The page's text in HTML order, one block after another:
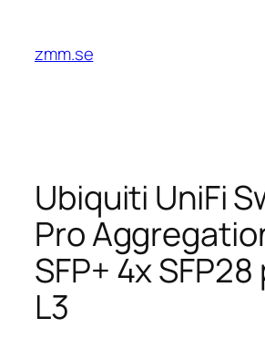
innehåll
zmm.se
Ubiquiti UniFi
Pro
SFP+ 4x
L3